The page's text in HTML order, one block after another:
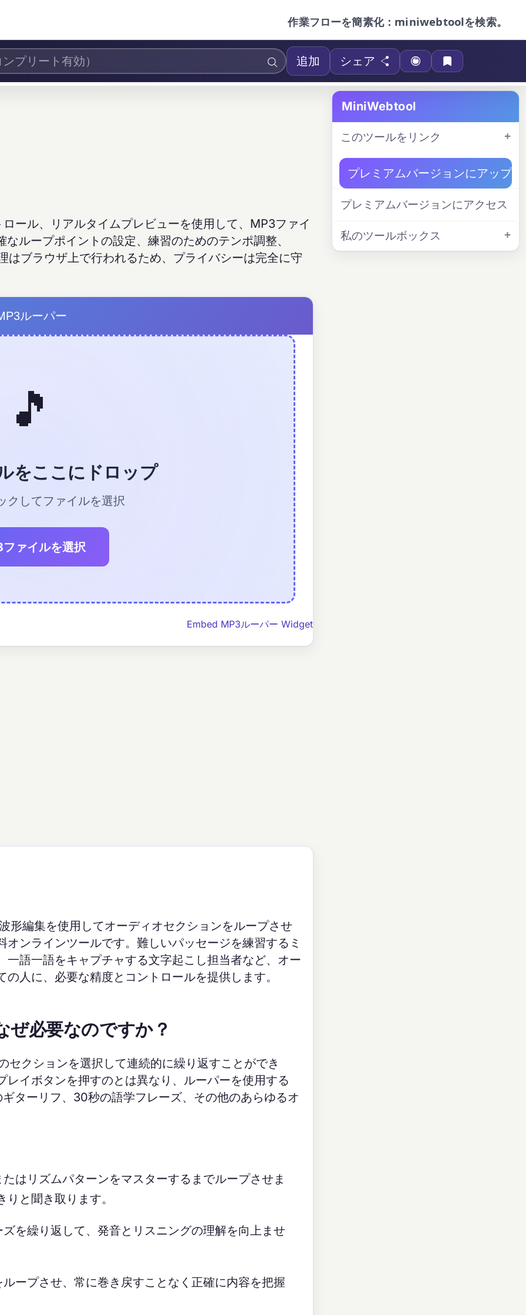
作業フローを簡素化：miniwebtoolを検索。
追加 シェア
ール、リアルタイムプレビューを使用して、MP3ファイ
ループポイントの設定、練習のためのテンポ調整、
ブラウザ上で行われるため、プライバシーは完全に守
ルーパー
🎵
をここにドロップ
クしてファイルを選択
ァイルを選択
Embed MP3ルーパー Widget
形編集を使用してオーディオセクションをループさせ
ンラインツールです。難しいパッセージを練習するミ
語一語をキャプチャする文字起こし担当者など、オー
人に、必要な精度とコントロールを提供します。
ぜ必要なのですか？
クションを選択して連続的に繰り返すことができ
イボタンを押すのとは異なり、ルーパーを使用する
ターリフ、30秒の語学フレーズ、その他のあらゆるオ
はリズムパターンをマスターするまでループさせま
と聞き取ります。
を繰り返して、発音とリスニングの理解を向上ませ
ープさせ、常に巻き戻すことなく正確に内容を把握
MiniWebtool
このツールをリンク
プレミアムバージョンにアップ
プレミアムバージョンにアクセス
私のツールボックス